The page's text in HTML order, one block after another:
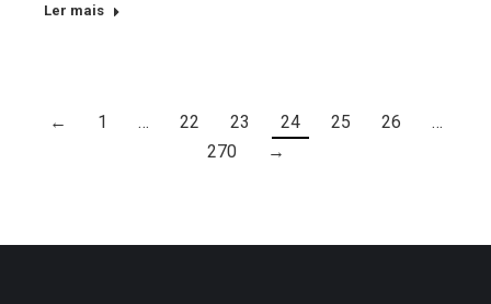
Ler mais
← 1 … 22 23 24 25 26
…
270
→